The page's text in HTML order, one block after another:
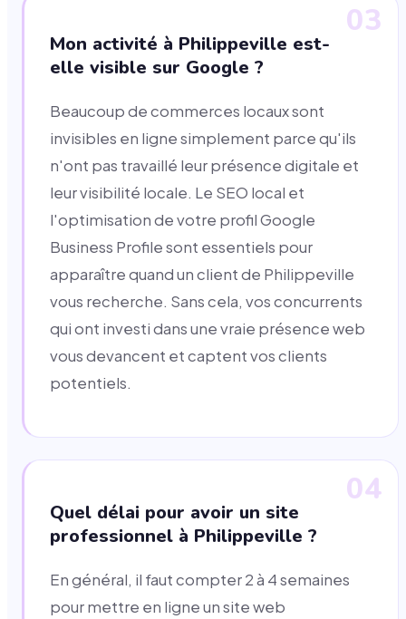
03
Mon activité à Philippeville est-
elle visible sur Google ?
Beaucoup de commerces locaux sont
invisibles en ligne simplement parce qu'ils
n'ont pas travaillé leur présence digitale et
leur visibilité locale. Le SEO local et
l'optimisation de votre profil Google
Business Profile sont essentiels pour
apparaître quand un client de Philippeville
vous recherche. Sans cela, vos concurrents
qui ont investi dans une vraie présence web
vous devancent et captent vos clients
potentiels.
04
Quel délai pour avoir un site
professionnel à Philippeville ?
En général, il faut compter 2 à 4 semaines
pour mettre en ligne un site web